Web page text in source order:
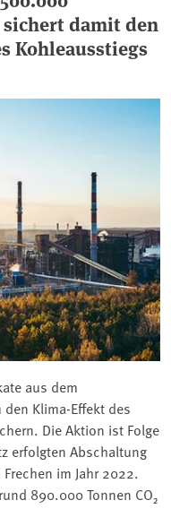
damit den
Kohleausstiegs
aus dem
Klima-Effekt des
Die Aktion ist Folge
erfolgten Abschaltung
im Jahr 2022.
890.000 Tonnen CO₂